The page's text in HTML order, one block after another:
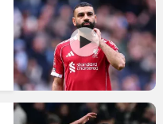
גביע הטוטו
ליגיונרים
גביע המדינה
ליגת האלופות
ליגה אירופית
ליגה אנגלית
כדורסל ישראלי
ליגת ווינר סל
ליגה לאומית
כדורסל עולמי
NBA